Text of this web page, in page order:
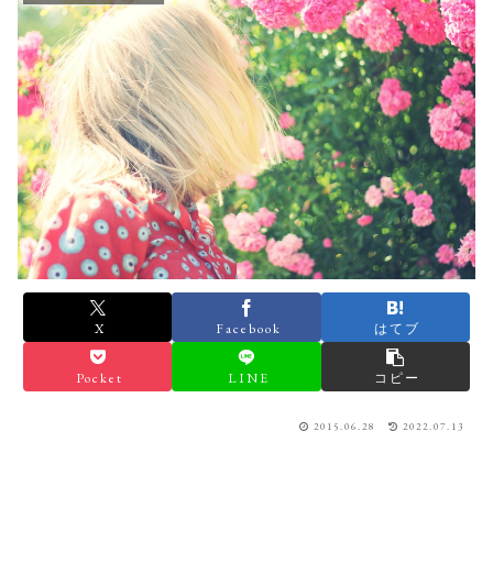
X Facebook はてブ
Pocket LINE コピー
2015.06.28 2022.07.13